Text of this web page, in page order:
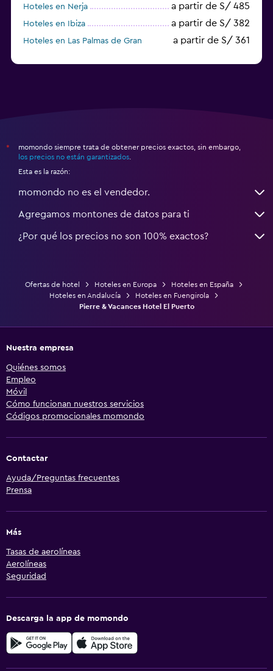
Hoteles en Nerja a partir de S/ 485
Hoteles en Ibiza a partir de S/ 382
Hoteles en Las Palmas de Gran
a partir de S/ 361
*
momondo siempre trata de obtener precios exactos, sin embargo,
los precios no están garantizados
Esta es la razón:
momondo no es el vendedor.
Agregamos montones de datos para ti
¿Por qué los precios no son 100% exactos?
Ofertas de hotel Hoteles en Europa
Hoteles en España
Hoteles en Andalucía
Hoteles en Fuengirola
Pierre & Vacances Hotel El Puerto
Nuestra empresa
Quiénes somos
Empleo
Móvil
Cómo funcionan nuestros servicios
Códigos promocionales momondo
Contactar
Ayuda/Preguntas frecuentes
Prensa
Más
Tasas de aerolíneas
Aerolíneas
Seguridad
Descarga la app de momondo